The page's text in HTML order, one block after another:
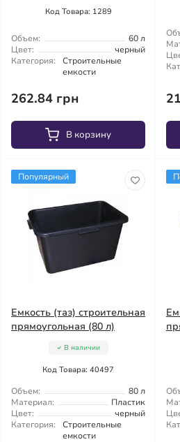
Код Товара: 1289
Объем:
60 л
Цвет:
черный
Категория:
Строительные
емкости
262.84 грн
В корзину
Популярный
Емкость (таз) строительная
прямоугольная (80 л)
В наличии
Код Товара: 40497
Объем:
80 л
Материал:
Пластик
Цвет:
черный
Категория:
Строительные
емкости